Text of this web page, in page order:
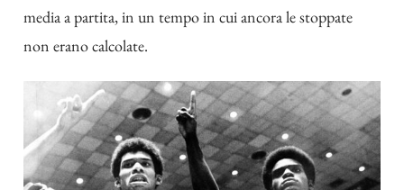
media a partita, in un tempo in cui ancora le stoppate
non erano calcolate.